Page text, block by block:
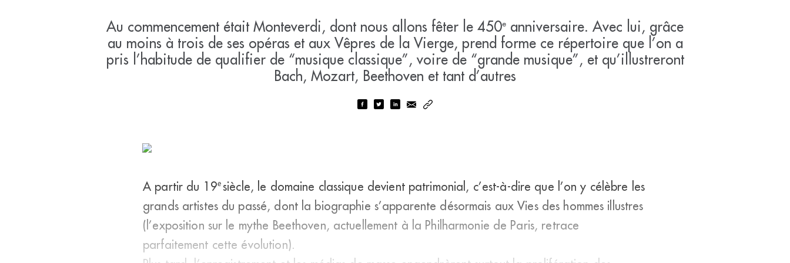
Au commencement était Monteverdi, dont nous allons fêter le 450e anniversaire. Avec lui, grâce
au moins à trois de ses opéras et aux Vêpres de la Vierge, prend forme ce répertoire que l’on a
pris l’habitude de qualifier de “musique classique”, voire de “grande musique”, et qu’illustreront
Bach, Mozart, Beethoven et tant d’autres
A partir du 19esiècle, le domaine classique devient patrimonial, c’est-à-dire que l’on y célèbre les
grands artistes du passé, dont la biographie s’apparente désormais aux Vies des hommes illustres
(l’exposition sur le mythe Beethoven, actuellement à la Philharmonie de Paris, retrace
parfaitement cette évolution).